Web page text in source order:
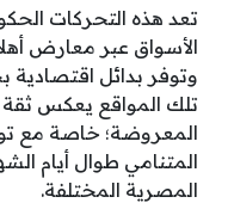
تعد هذه التحركات
وتوفر بدائل اقتصادية
تلك المواقع يعكس
المعروضة؛ خاصة مع
المتنامي طوال أيام
المصرية المختلفة.